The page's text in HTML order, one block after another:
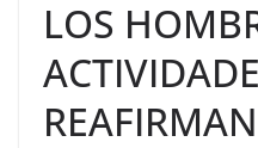
LOS
REAFIRMAN